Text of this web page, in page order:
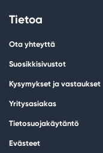
Tietoa
Ota yhteyttä
Suosikkisivustot
Kysymykset ja vastaukset
Yritysasiakas
Tietosuojakäytäntö
Evästeet